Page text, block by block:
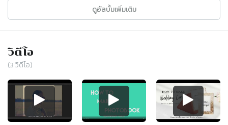
ดูอัลบั้มเพิ่มเติม
วิดีโอ
(3วิดีโอ)